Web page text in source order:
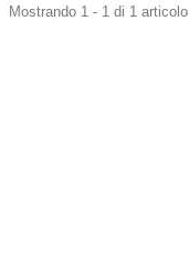
Mostrando 1 - 1 di 1 articolo